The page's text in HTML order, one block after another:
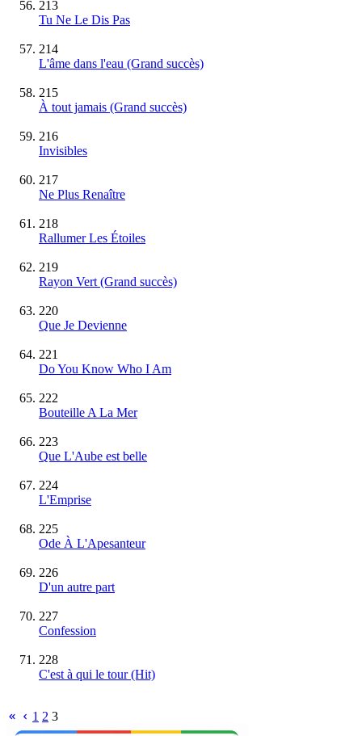
213
Tu Ne Le Dis Pas
214
L'âme dans l'eau (Grand succès)
215
À tout jamais (Grand succès)
216
Invisibles
217
Ne Plus Renaître
218
Rallumer Les Étoiles
219
Rayon Vert (Grand succès)
220
Que Je Devienne
221
Do You Know Who I Am
222
Bouteille A La Mer
223
Que L'Aube est belle
224
L'Emprise
225
Ode À L'Apesanteur
226
D'un autre part
227
Confession
228
C'est à qui le tour(Hit)
1 2 3